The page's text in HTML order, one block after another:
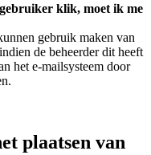
klik, moet ik me
gebruik maken van
de beheerder dit heeft
het e-mailsysteem door
plaatsen van